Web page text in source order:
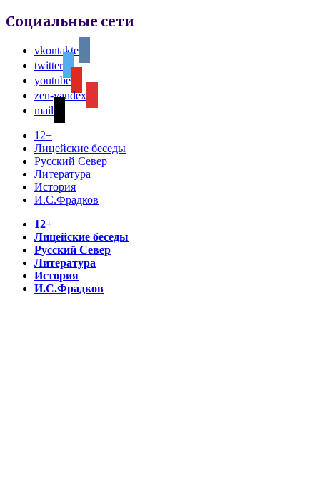
Социальные сети
vkontakte
twitter
youtube
zen-yandex
mail
12+
Лицейские беседы
Русский Север
Литература
История
И.С.Фрадков
12+
Лицейские беседы
Русский Север
Литература
История
И.С.Фрадков